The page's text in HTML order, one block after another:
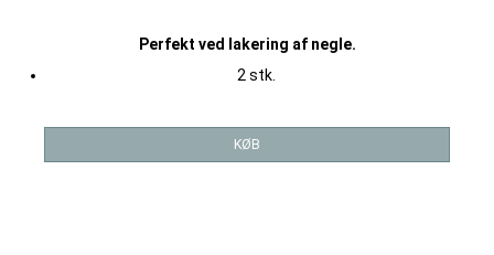
Perfekt ved lakering af negle.
2 stk.
KØB